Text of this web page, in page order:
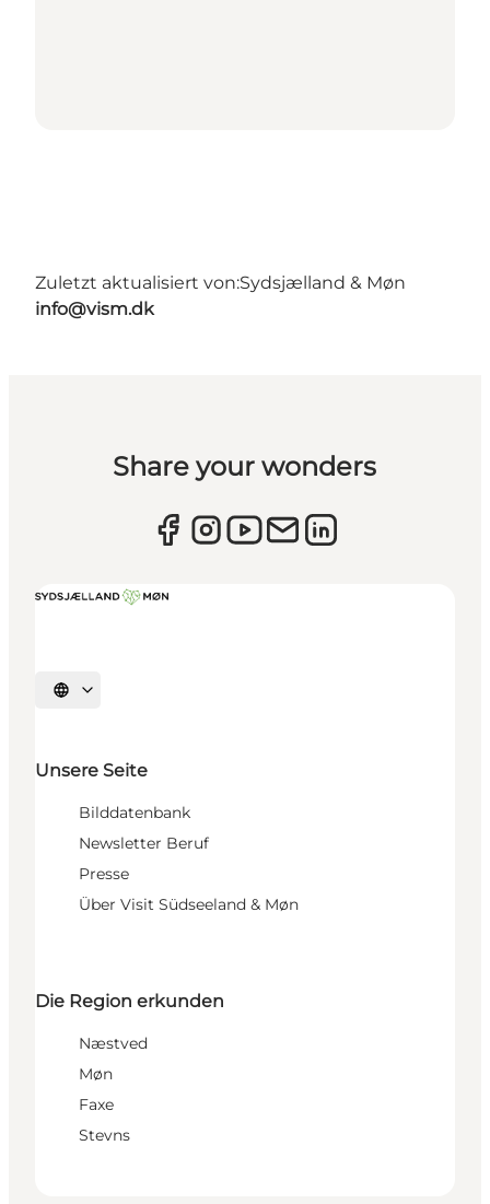
Zuletzt aktualisiert von:Sydsjælland & Møn
info@vism.dk
Share your wonders
Sprache auswählen
Unsere Seite
Bilddatenbank
Newsletter Beruf
Presse
Über Visit Südseeland & Møn
Die Region erkunden
Næstved
Møn
Faxe
Stevns